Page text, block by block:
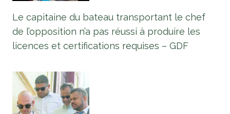
Le capitaine du bateau transportant le chef
de l’opposition n’a pas réussi à produire les
licences et certifications requises – GDF